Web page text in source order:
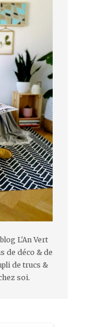
L'An Vert
de déco & de
de trucs &
soi.